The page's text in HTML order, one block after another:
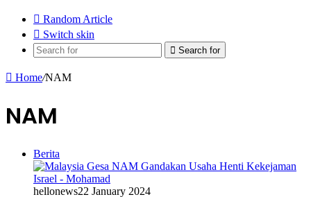
Random Article
Switch skin
Search for
Home/NAM
NAM
Berita
hellonews22 January 2024